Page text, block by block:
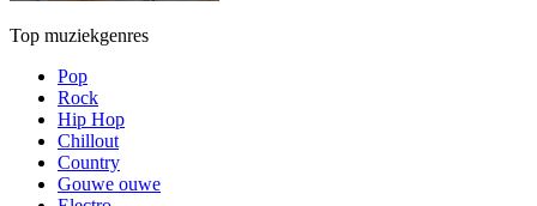
Top muziekgenres
Pop
Rock
Hip Hop
Chillout
Country
Gouwe ouwe